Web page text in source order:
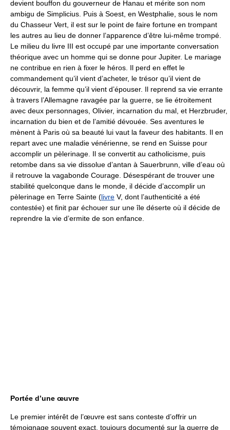
devient bouffon du gouverneur de Hanau et mérite son nom
ambigu de Simplicius. Puis à Soest, en Westphalie, sous le nom
du Chasseur Vert, il est sur le point de faire fortune en trompant
les autres au lieu de donner l’apparence d’être lui-même trompé.
Le milieu du livre III est occupé par une importante conversation
théorique avec un homme qui se donne pour Jupiter. Le mariage
ne contribue en rien à fixer le héros. Il perd en effet le
commandement qu’il vient d’acheter, le trésor qu’il vient de
découvrir, la femme qu’il vient d’épouser. Il reprend sa vie errante
à travers l’Allemagne ravagée par la guerre, se lie étroitement
avec deux personnages, Olivier, incarnation du mal, et Herzbruder,
incarnation du bien et de l’amitié dévouée. Ses aventures le
mènent à Paris où sa beauté lui vaut la faveur des habitants. Il en
repart avec une maladie vénérienne, se rend en Suisse pour
accomplir un pèlerinage. Il se convertit au catholicisme, puis
retombe dans sa vie dissolue d’antan à Sauerbrunn, ville d’eau où
il retrouve la vagabonde Courage. Désespérant de trouver une
stabilité quelconque dans le monde, il décide d’accomplir un
pèlerinage en Terre Sainte (livre V, dont l’authenticité a été
contestée) et finit par échouer sur une île déserte où il décide de
reprendre la vie d’ermite de son enfance.
Portée d’une œuvre
Le premier intérêt de l’œuvre est sans conteste d’offrir un
témoignage souvent exact, toujours documenté sur la guerre de